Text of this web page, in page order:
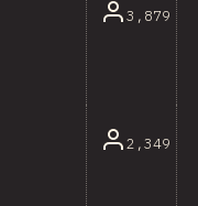
3,879
2,349